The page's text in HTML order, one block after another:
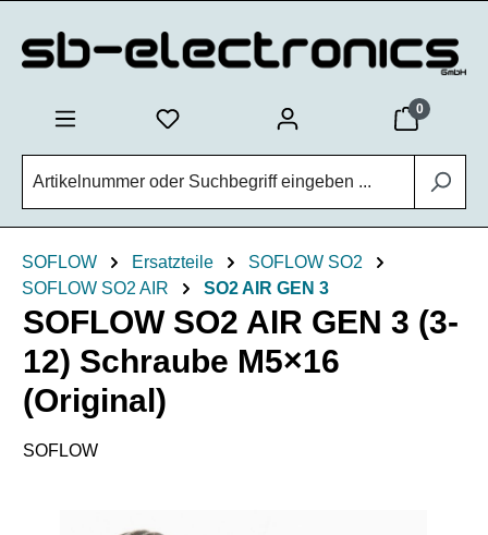
0
SOFLOW Ersatzteile
SOFLOW SO2
SOFLOW SO2 AIR
SO2 AIR GEN 3
SOFLOW SO2 AIR GEN 3 (3-
12) Schraube M5×16
(Original)
SOFLOW